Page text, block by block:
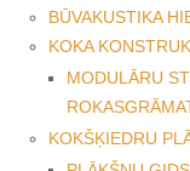
BŪVAKUSTIKA
KOKA
MODULĀRU
KOKŠĶIEDRU